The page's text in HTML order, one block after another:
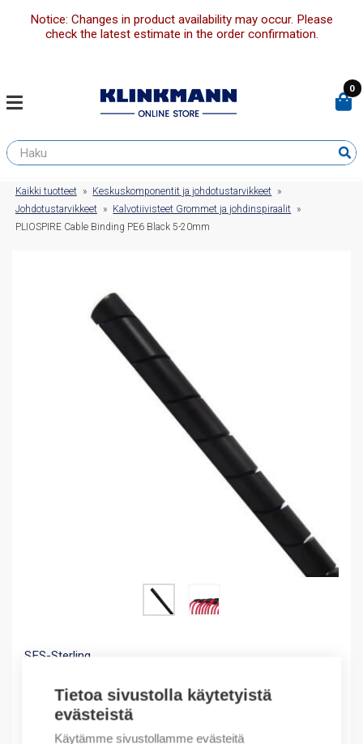
Tietoa sivustolla käytetyistä
evästeistä
Käytämme sivustollamme evästeitä
Notice: Changes in product availability may occur. Please
check the latest estimate in the order confirmation.
0
Kaikki tuotteet » Keskuskomponentit ja johdotustarvikkeet »
Johdotustarvikkeet » Kalvotiivisteet Grommet ja johdinspiraalit »
PLIOSPIRE Cable Binding PE6 Black 5-20mm
SES-Sterling
PLIOSPIRE Cable Binding PE6 Black 5-20mm
14,86€/ myyntierä